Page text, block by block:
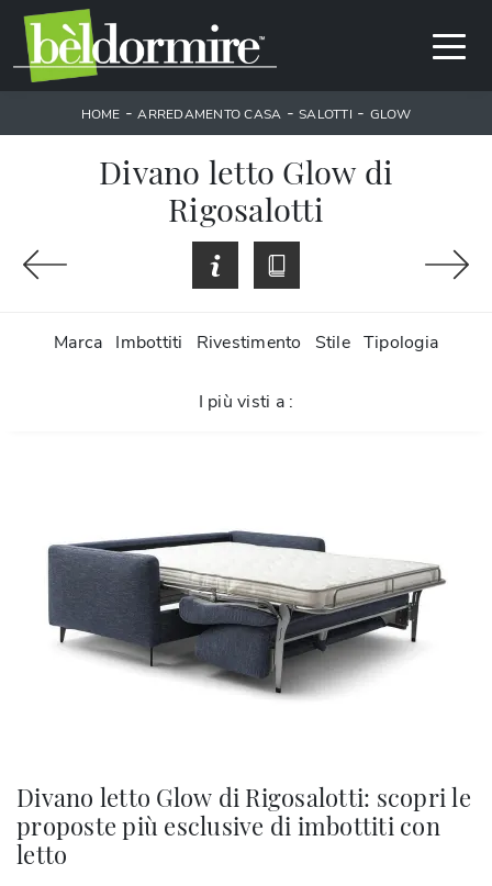
HOME -ARREDAMENTO CASA - SALOTTI - GLOW
Divano letto Glow di
Rigosalotti
Marca Imbottiti Rivestimento Stile Tipologia
I più visti a :
Divano letto Glow di Rigosalotti: scopri le
proposte più esclusive di imbottiti con
letto